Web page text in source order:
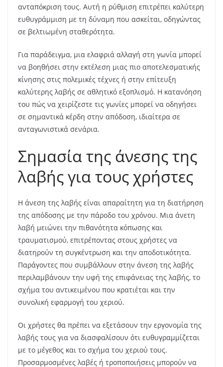
ανταπόκριση τους. Αυτή η ρύθμιση επιτρέπει καλύτερη
ευθυγράμμιση με τη δύναμη που ασκείται, οδηγώντας
σε βελτιωμένη σταθερότητα.
Για παράδειγμα, μια ελαφριά αλλαγή στη γωνία μπορεί
να βοηθήσει στην εκτέλεση μιας πιο αποτελεσματικής
κίνησης στις πολεμικές τέχνες ή στην επίτευξη
καλύτερης λαβής σε αθλητικό εξοπλισμό. Η κατανόηση
του πώς να χειρίζεστε τις γωνίες μπορεί να οδηγήσει
σε σημαντικά κέρδη στην απόδοση, ιδιαίτερα σε
ανταγωνιστικά σενάρια.
Σημασία της άνεσης της
λαβής για τους χρήστες
Η άνεση της λαβής είναι απαραίτητη για τη διατήρηση
της απόδοσης με την πάροδο του χρόνου. Μια άνετη
λαβή μειώνει την πιθανότητα κόπωσης και
τραυματισμού, επιτρέποντας στους χρήστες να
διατηρούν τη συγκέντρωση και την αποδοτικότητα.
Παράγοντες που συμβάλλουν στην άνεση της λαβής
περιλαμβάνουν την υφή της επιφάνειας της λαβής, το
σχήμα του αντικειμένου που κρατιέται και την
συνολική εφαρμογή του χεριού.
Οι χρήστες θα πρέπει να εξετάσουν την εργονομία της
λαβής τους για να διασφαλίσουν ότι ευθυγραμμίζεται
με το μέγεθος και το σχήμα του χεριού τους.
Προσαρμοσμένες λαβές ή τροποποιήσεις μπορούν να